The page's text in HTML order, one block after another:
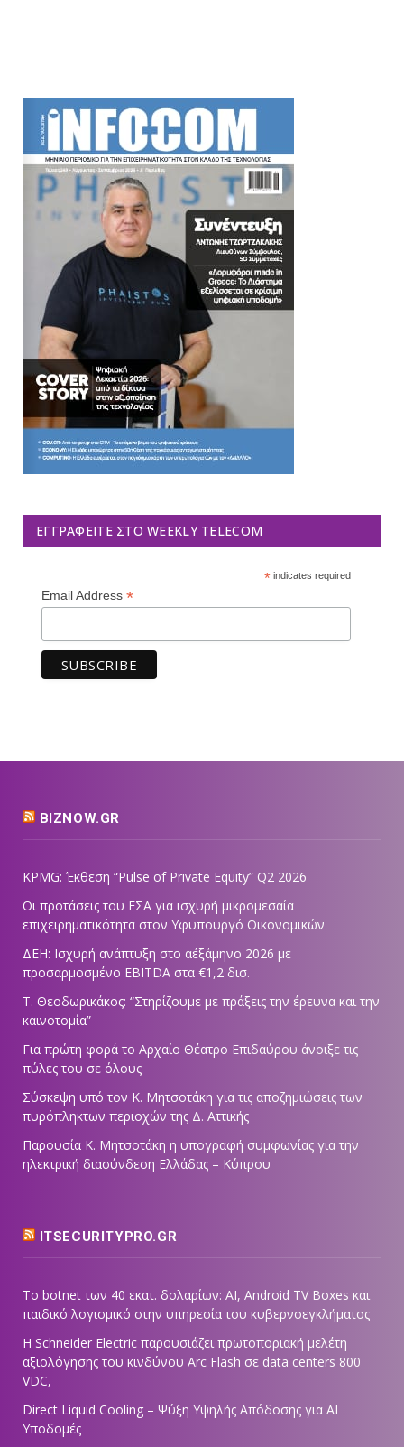
ΕΓΓΡΑΦΕΊΤΕ ΣΤΟ WEEKLY TELECOM
*indicates required
Email Address *
BIZNOW.GR
KPMG: Έκθεση “Pulse of Private Equity” Q2 2026
Οι προτάσεις του ΕΣΑ για ισχυρή μικρομεσαία
επιχειρηματικότητα στον Υφυπουργό Οικονομικών
ΔΕΗ: Ισχυρή ανάπτυξη στο α΄εξάμηνο 2026 με
προσαρμοσμένο EBITDA στα €1,2 δισ.
Τ. Θεοδωρικάκος: “Στηρίζουμε με πράξεις την έρευνα και την
καινοτομία”
Για πρώτη φορά το Αρχαίο Θέατρο Επιδαύρου άνοιξε τις
πύλες του σε όλους
Σύσκεψη υπό τον Κ. Μητσοτάκη για τις αποζημιώσεις των
πυρόπληκτων περιοχών της Δ. Αττικής
Παρουσία Κ. Μητσοτάκη η υπογραφή συμφωνίας για την
ηλεκτρική διασύνδεση Ελλάδας – Κύπρου
ITSECURITYPRO.GR
Το botnet των 40 εκατ. δολαρίων: AI, Android TV Boxes και
παιδικό λογισμικό στην υπηρεσία του κυβερνοεγκλήματος
Η Schneider Electric παρουσιάζει πρωτοποριακή μελέτη
αξιολόγησης του κινδύνου Arc Flash σε data centers 800
VDC,
Direct Liquid Cooling – Ψύξη Υψηλής Απόδοσης για AI
Υποδομές